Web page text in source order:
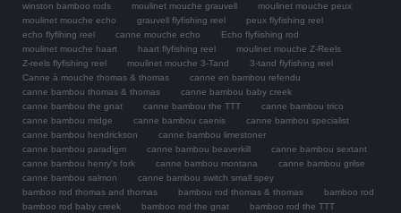
winston bamboo rods
moulinet mouche grauvell
moulinet mouche peux
moulinet mouche echo
grauvell flyfishing reel
peux flyfishing reel
echo flyfihing reel
canne mouche echo
Echo flyfiishing rod
moulinet mouche haart
haart flyfishing reel
moulinet mouche Z-Reels
Z-reels flyfishing reel
moulinet mouche 3-Tand
3-tand flyfishing reel
Canne à mouche thomas & thomas
canne en bambou refendu
canne bambou thomas & thomas
canne bambou baby creek
canne bambou the gnat
canne bambou the TTT
canne bambou trico
canne bambou midge
canne bambou caenis
canne bambou specialist
canne bambou hendrickson
canne bambou limestoner
canne bambou paradigm
canne bambou beaverkill
canne bambou sextant
canne bambou henry's fork
canne bambou montana
canne bambou grilse
canne bambou salmon
canne bambou switch small spey
bamboo rod thomas and thomas
bambou rod thomas & thomas
bamboo rod
bamboo rod baby creek
bamboo rod the gnat bamboo rod the TTT